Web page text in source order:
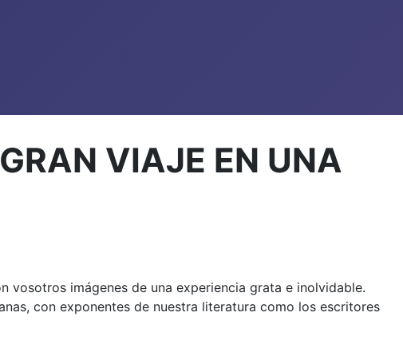
VIAJE EN UNA
vosotros imágenes de una experiencia grata e inolvidable.
con exponentes de nuestra literatura como los escritores